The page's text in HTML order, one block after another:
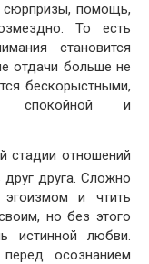
сюрпризы, помощь,
То есть
становится
отдачи больше не
бескорыстными,
спокойной и
стадии отношений
друг друга. Сложно
и чтить
но без этого
истинной любви.
осознанием